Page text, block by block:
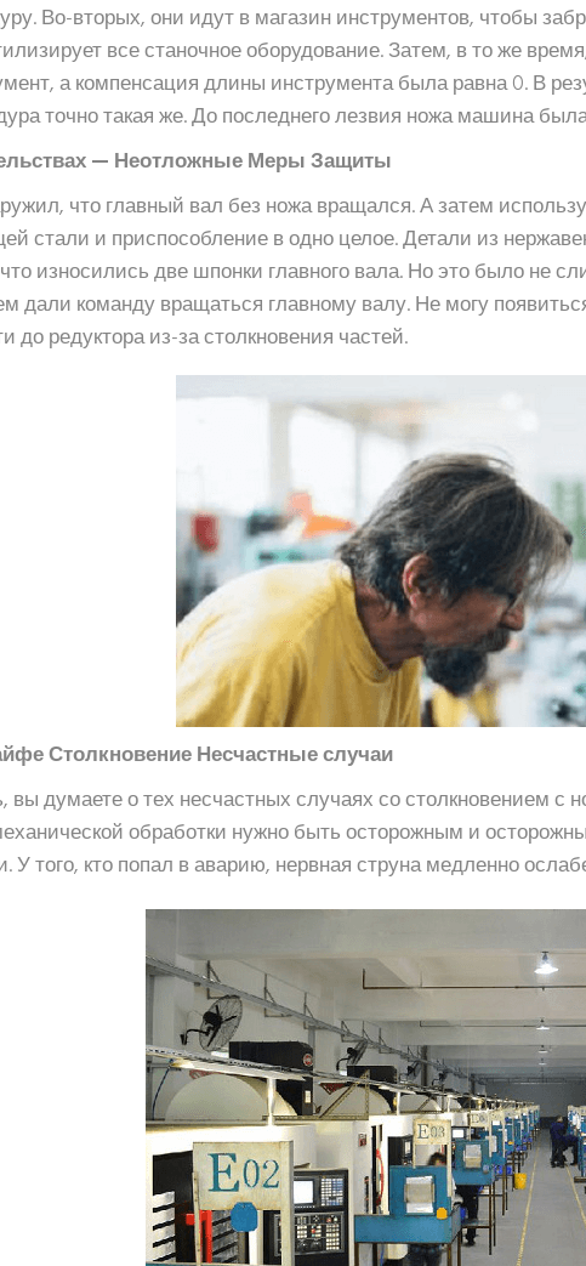
Во-вторых, они идут в магазин инструментов, чтобы
все станочное оборудование. Затем, в то же
а компенсация длины инструмента была равна 0. В
точно такая же. До последнего лезвия ножа машина
— Неотложные Меры Защиты
что главный вал без ножа вращался. А затем
стали и приспособление в одно целое. Детали из
износились две шпонки главного вала. Но это было не
дали команду вращаться главному валу. Не могу
до редуктора из-за столкновения частей.
Столкновение Несчастные случаи
вы думаете о тех несчастных случаях со столкновением
обработки нужно быть осторожным и
У того, кто попал в аварию, нервная струна медленно